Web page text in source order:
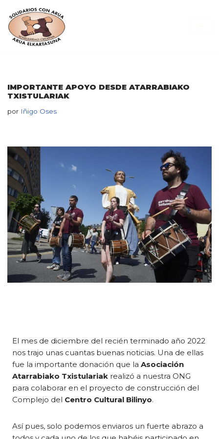
Saltar
al
IMPORTANTE APOYO DESDE ATARRABIAKO
TXISTULARIAK
por Iñigo Oses
El mes de diciembre del recién terminado año 2022
nos trajo unas cuantas buenas noticias. Una de ellas
fue la importante donación que la Asociación
Atarrabiako Txistulariak realizó a nuestra ONG
para colaborar en el proyecto de construcción del
Complejo del Centro Cultural Bilinyo.
Así pues, solo podemos enviaros un fuerte abrazo a